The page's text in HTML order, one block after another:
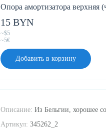
Опора амортизатора верхняя
15 BYN
~$5
~5€
Добавить в корзину
Описание: Из Бельгии, хорошее
Артикул: 345262_2